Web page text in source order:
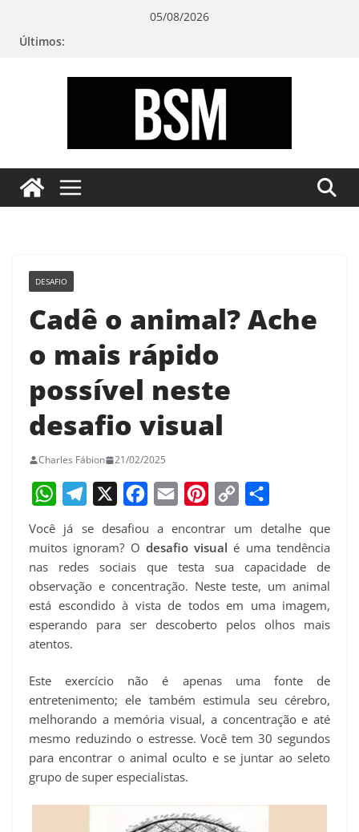
05/08/2026
Últimos:
sua
Mente
DESAFIO
Cadê o animal? Ache
o mais rápido
possível neste
desafio visual
Charles Fábion 21/02/2025
h
a
t
s
A
p
e
l
e
g
r
m
a
c
e
b
k
m
a
i
l
i
n
t
e
s
t
o
p
y
L
k
h
a
r
e
Você já se desafiou a encontrar um detalhe que
muitos ignoram? O desafio visual é uma tendência
nas redes sociais que testa sua capacidade de
observação e concentração. Neste teste, um animal
está escondido à vista de todos em uma imagem,
esperando para ser descoberto pelos olhos mais
atentos.
Este exercício não é apenas uma fonte de
entretenimento; ele também estimula seu cérebro,
melhorando a memória visual, a concentração e até
mesmo reduzindo o estresse. Você tem 30 segundos
para encontrar o animal oculto e se juntar ao seleto
grupo de super especialistas.